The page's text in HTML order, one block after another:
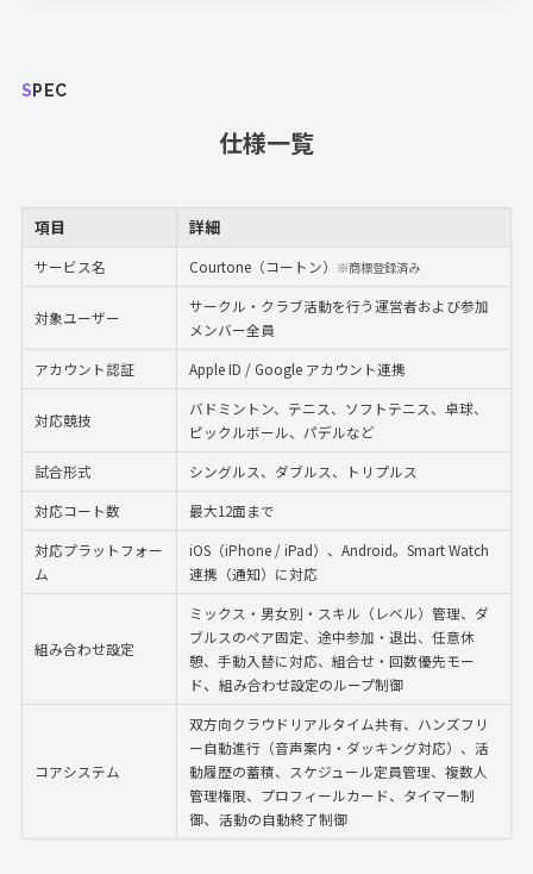
SPEC
仕様一覧
項目 詳細
サービス名 Courtone（コートン） ※商標登録済み
対象ユーザー
サークル・クラブ活動を行う運営者および参加
メンバー全員
アカウント認証
Apple ID / Google アカウント連携
対応競技
バドミントン、テニス、ソフトテニス、卓球、
ピックルボール、パデルなど
試合形式
シングルス、ダブルス、トリプルス
対応コート数
最大12面まで
対応プラットフォー
ム
iOS（iPhone / iPad）、Android。Smart Watch
連携（通知）に対応
組み合わせ設定
ミックス・男女別・スキル（レベル）管理、ダ
ブルスのペア固定、途中参加・退出、任意休
憩、手動入替に対応、組合せ・回数優先モー
ド、 組み合わせ設定のループ制御
コアシステム
双方向クラウドリアルタイム共有、ハンズフリ
ー自動進行（音声案内・ダッキング対応）、活
動履歴の蓄積、スケジュール定員管理、複数人
管理権限、プロフィールカード、タイマー制
御、 活動の自動終了制御